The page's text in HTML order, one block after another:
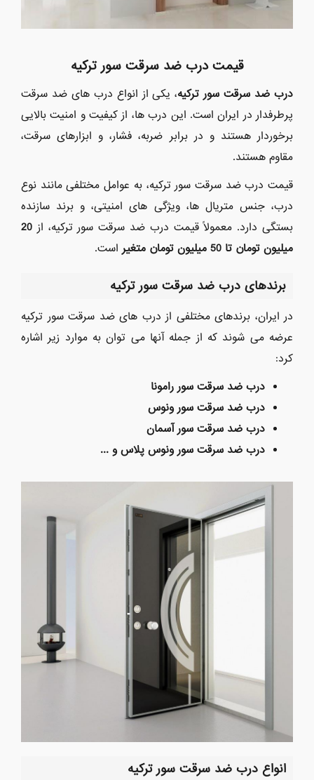
قیمت درب ضد سرقت سور ترکیه
درب ضد سرقت سور ترکیه، یکی از انواع درب های ضد سرقت
پرطرفدار در ایران است. این درب ها، از کیفیت و امنیت بالایی
برخوردار هستند و در برابر ضربه، فشار، و ابزارهای سرقت،
مقاوم هستند.
قیمت درب ضد سرقت سور ترکیه، به عوامل مختلفی مانند نوع
درب، جنس متریال ها، ویژگی های امنیتی، و برند سازنده
بستگی دارد. معمولاً قیمت درب ضد سرقت سور ترکیه، از 20
میلیون تومان تا 50 میلیون تومان متغیر
است.
برندهای درب ضد سرقت سور ترکیه
در ایران، برندهای مختلفی از درب های ضد سرقت سور ترکیه
عرضه می شوند که از جمله آنها می توان به موارد زیر اشاره
کرد:
درب ضد سرقت سور رامونا
درب ضد سرقت سور ونوس
درب ضد سرقت سور آسمان
درب ضد سرقت سور ونوس پلاس و ...
انواع درب ضد سرقت سور ترکیه